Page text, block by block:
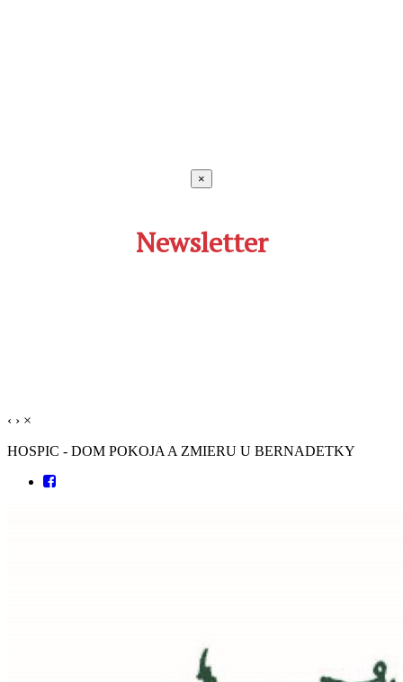
×
Newsletter
‹ › ×
HOSPIC - DOM POKOJA A ZMIERU U BERNADETKY